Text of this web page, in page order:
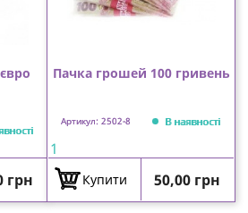
грн
Пачка грошей 100 гривень
Артикул: 2502-8 В наявності
1
Купити Ціна
50,00 грн